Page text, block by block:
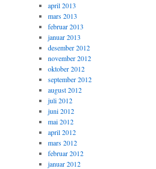
april 2013
mars 2013
februar 2013
januar 2013
desember 2012
november 2012
oktober 2012
september 2012
august 2012
juli 2012
juni 2012
mai 2012
april 2012
mars 2012
februar 2012
januar 2012